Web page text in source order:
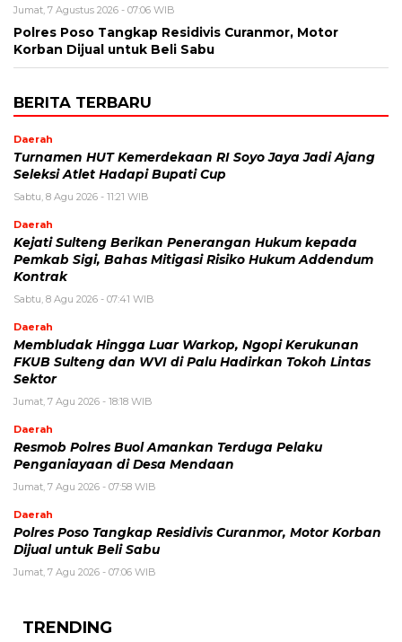
Jumat, 7 Agustus 2026 - 07:06 WIB
Polres Poso Tangkap Residivis Curanmor, Motor
Korban Dijual untuk Beli Sabu
BERITA TERBARU
Daerah
Turnamen HUT Kemerdekaan RI Soyo Jaya Jadi Ajang
Seleksi Atlet Hadapi Bupati Cup
Sabtu, 8 Agu 2026 - 11:21 WIB
Daerah
Kejati Sulteng Berikan Penerangan Hukum kepada
Pemkab Sigi, Bahas Mitigasi Risiko Hukum Addendum
Kontrak
Sabtu, 8 Agu 2026 - 07:41 WIB
Daerah
Membludak Hingga Luar Warkop, Ngopi Kerukunan
FKUB Sulteng dan WVI di Palu Hadirkan Tokoh Lintas
Sektor
Jumat, 7 Agu 2026 - 18:18 WIB
Daerah
Resmob Polres Buol Amankan Terduga Pelaku
Penganiayaan di Desa Mendaan
Jumat, 7 Agu 2026 - 07:58 WIB
Daerah
Polres Poso Tangkap Residivis Curanmor, Motor Korban
Dijual untuk Beli Sabu
Jumat, 7 Agu 2026 - 07:06 WIB
TRENDING